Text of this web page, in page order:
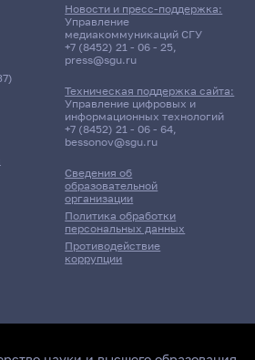
Сведения об
образовательной
организации
Политика обработки
персональных данных
Противодействие
коррупции
Новости и пресс-поддержка:
Управление
медиакоммуникаций СГУ
+7 (8452) 21 - 06 - 25,
press@sgu.ru
Техническая поддержка сайта:
Управление цифровых и
информационных технологий
+7 (8452) 21 - 06 - 64,
bessonov@sgu.ru